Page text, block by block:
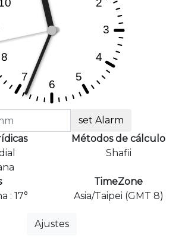
set Alarm
Métodos de cálculo
Shafii
: 17°
TimeZone
Asia/Taipei (GMT 8)
Ajustes